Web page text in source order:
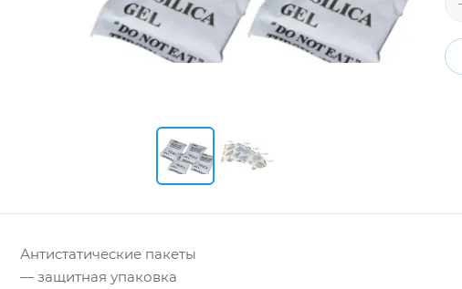
Антистатические пакеты
— защитная упаковка